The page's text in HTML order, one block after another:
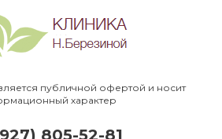
публичной офертой и носит
характер
805-52-81